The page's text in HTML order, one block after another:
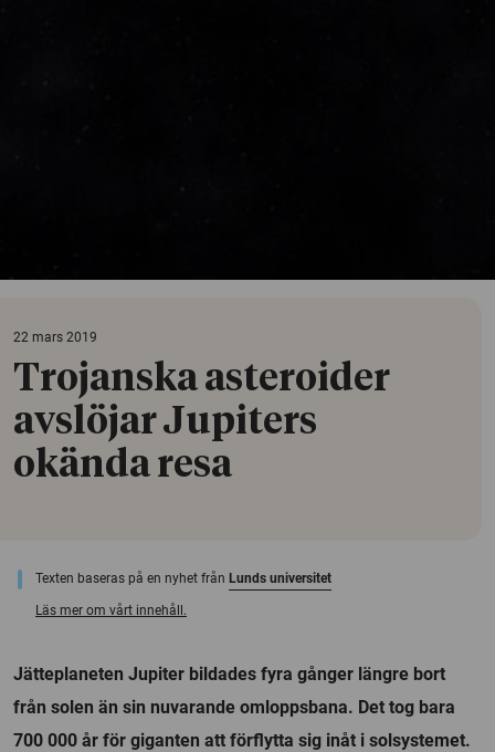
22 mars 2019
Trojanska asteroider
avslöjar Jupiters
okända resa
Texten baseras på en nyhet från Lunds universitet
Läs mer om vårt innehåll.
Jätteplaneten Jupiter bildades fyra gånger längre bort
från solen än sin nuvarande omloppsbana. Det tog bara
700 000 år för giganten att förflytta sig inåt i solsystemet.